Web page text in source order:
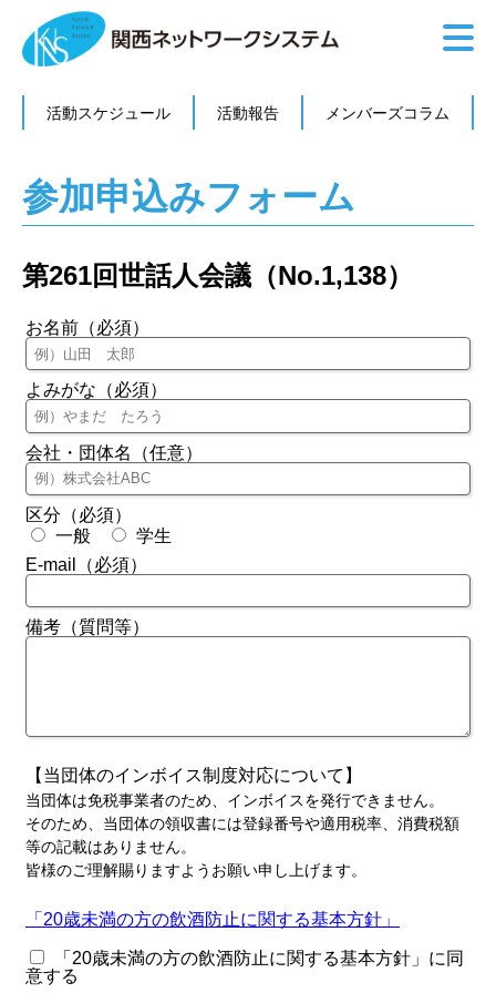
活動スケジュール 活動報告 メンバーズコラム
参加申込みフォーム
第261回世話人会議（No.1,138）
お名前（必須）
よみがな（必須）
会社・団体名（任意）
区分（必須）
一般
学生
E-mail（必須）
備考（質問等）
【当団体のインボイス制度対応について】
当団体は免税事業者のため、インボイスを発行できません。
そのため、当団体の領収書には登録番号や適用税率、消費税額
等の記載はありません。
皆様のご理解賜りますようお願い申し上げます。
「20歳未満の方の飲酒防止に関する基本方針」
「20歳未満の方の飲酒防止に関する基本方針」に同
意する